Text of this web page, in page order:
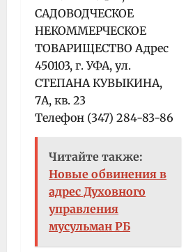
САДОВОДЧЕСКОЕ
НЕКОММЕРЧЕСКОЕ
ТОВАРИЩЕСТВО Адрес
450103, г. УФА, ул.
СТЕПАНА КУВЫКИНА,
7А, кв. 23
Телефон (347) 284-83-86
Читайте также:
Новые обвинения в
адрес Духовного
управления
мусульман РБ